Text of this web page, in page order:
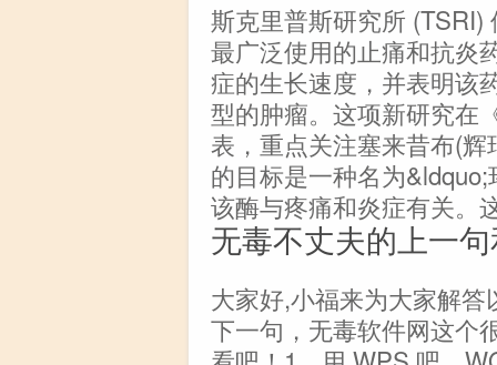
斯克里普斯研究所
最广泛使用的止痛和抗炎
症的生长速度，并表明该
型的肿瘤。这项新研究在
表，重点关注塞来昔布(
的目标是一种名为
该酶与疼痛和炎症有关。
无毒不丈夫的上一
大家好,小福来为大家解
下一句，无毒软件网这个